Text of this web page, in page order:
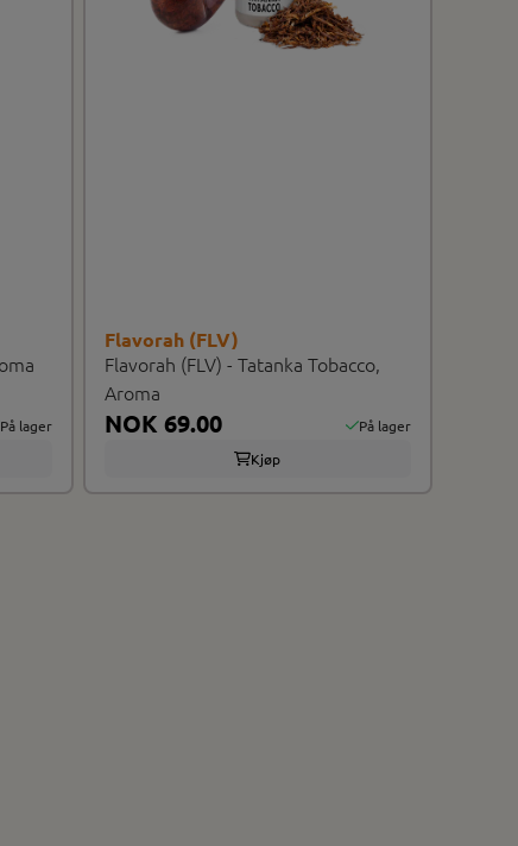
På lager
Flavorah (FLV)
Flavorah (FLV) - Tatanka Tobacco,
Aroma
NOK 69.00
På lager
Kjøp